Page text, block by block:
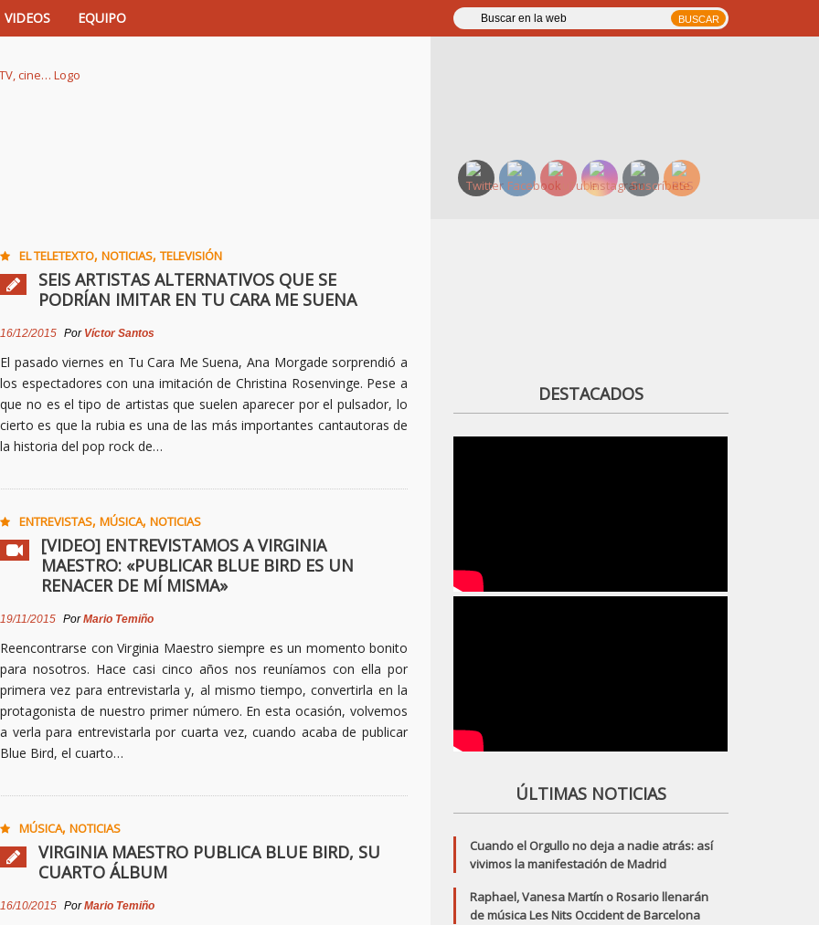
VIDEOS EQUIPO
EL TELETEXTO, NOTICIAS, TELEVISIÓN
SEIS ARTISTAS ALTERNATIVOS QUE SE
PODRÍAN IMITAR EN TU CARA ME SUENA
16/12/2015 Por Víctor Santos
El pasado viernes en Tu Cara Me Suena, Ana Morgade sorprendió a
los espectadores con una imitación de Christina Rosenvinge. Pese a
que no es el tipo de artistas que suelen aparecer por el pulsador, lo
cierto es que la rubia es una de las más importantes cantautoras de
la historia del pop rock de…
ENTREVISTAS, MÚSICA, NOTICIAS
[VIDEO] ENTREVISTAMOS A VIRGINIA
MAESTRO: «PUBLICAR BLUE BIRD ES UN
RENACER DE MÍ MISMA»
19/11/2015 PorMario Temiño
Reencontrarse con Virginia Maestro siempre es un momento bonito
para nosotros. Hace casi cinco años nos reuníamos con ella por
primera vez para entrevistarla y, al mismo tiempo, convertirla en la
protagonista de nuestro primer número. En esta ocasión, volvemos
a verla para entrevistarla por cuarta vez, cuando acaba de publicar
Blue Bird, el cuarto…
MÚSICA, NOTICIAS
VIRGINIA MAESTRO PUBLICA BLUE BIRD, SU
CUARTO ÁLBUM
16/10/2015 PorMario Temiño
DESTACADOS
ÚLTIMAS NOTICIAS
Cuando el Orgullo no deja a nadie atrás: así
vivimos la manifestación de Madrid
Raphael, Vanesa Martín o Rosario llenarán
de música Les Nits Occident de Barcelona